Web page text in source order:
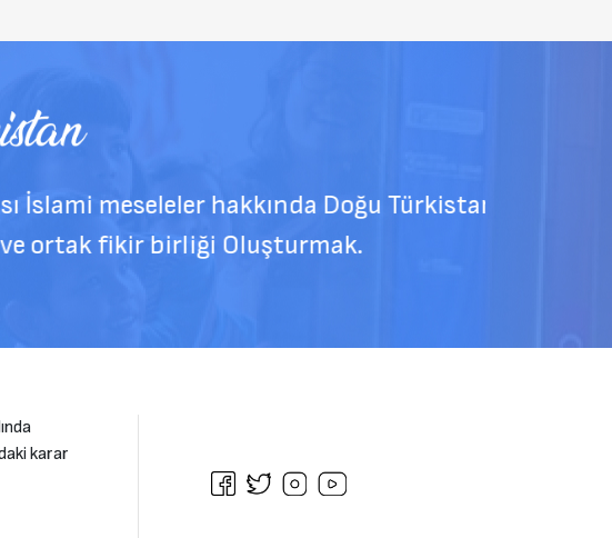
hakkında Doğu Türkistan
fikir birliği Oluşturmak.
karar